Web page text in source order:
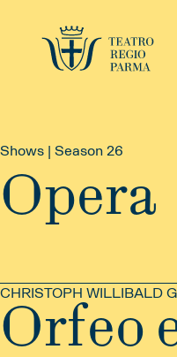
Shows | Season 26
Opera
CHRISTOPH WILLIBALD
Orfeo